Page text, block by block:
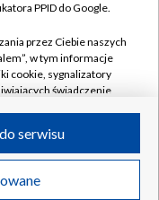
w likwidacji
PPID do Google.
przez Ciebie naszych
w tym informacje
cookie, sygnalizatory
świadczenie
przez Ciebie
IP, identyfikatory
serwisu